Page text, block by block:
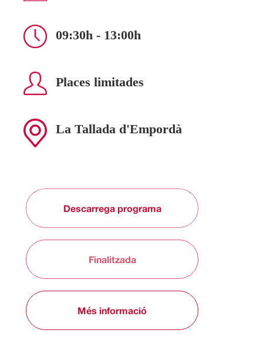
09:30h - 13:00h
Places limitades
La Tallada d'Empordà
Descarrega programa
Finalitzada
Més informació